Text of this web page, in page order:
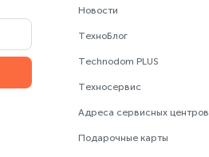
Новости
ТехноБлог
Technodom PLUS
Техносервис
Адреса сервисных центров
Подарочные карты